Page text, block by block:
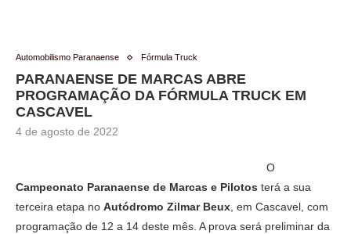
Automobilismo Paranaense Fórmula Truck
PARANAENSE DE MARCAS ABRE
PROGRAMAÇÃO DA FÓRMULA TRUCK EM
CASCAVEL
4 de agosto de 2022
O
Campeonato Paranaense de Marcas e Pilotos terá a sua
terceira etapa no Autódromo Zilmar Beux , em Cascavel, com
programação de 12 a 14 deste mês. A prova será preliminar da